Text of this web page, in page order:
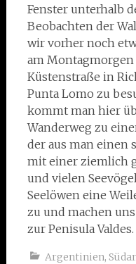
Fenster unterhalb
Beobachten der
wir vorher noch
am
Küstenstraße in
Punta Lomo zu
kommt man hier
Wanderweg zu
der aus man einen
mit einer ziemlich
und vielen
Seelöwen eine
zu und machen
zur Penisula Valdes.
Argentinien,